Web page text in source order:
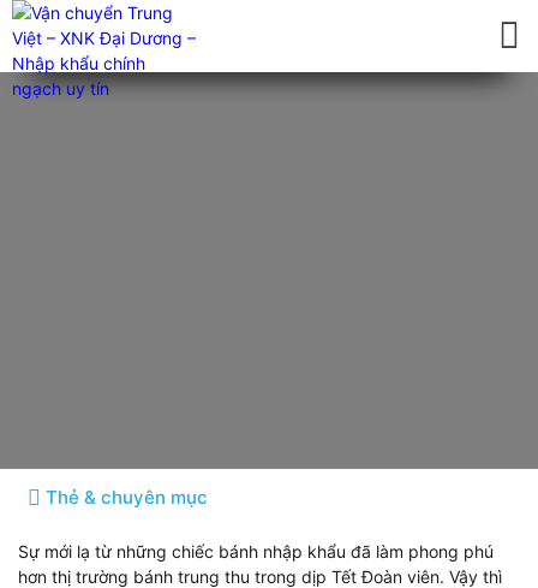
Thẻ & chuyên mục
Sự mới lạ từ những chiếc bánh nhập khẩu đã làm phong phú
hơn thị trường bánh trung thu trong dịp Tết Đoàn viên. Vậy thì